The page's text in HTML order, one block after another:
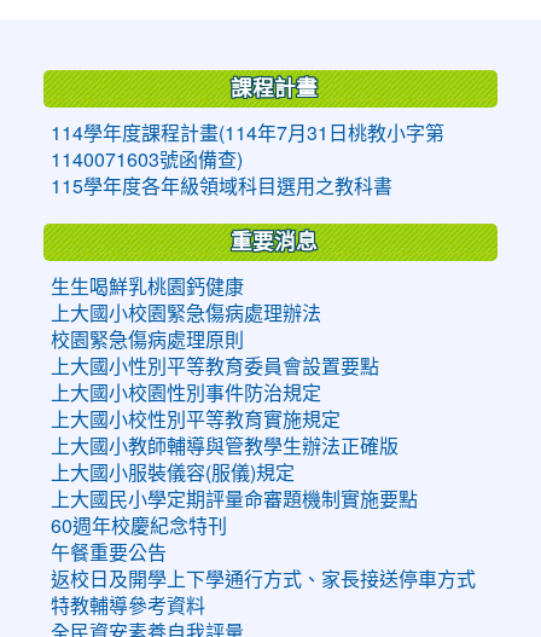
課程計畫
114學年度課程計畫(114年7月31日桃教小字第
1140071603號函備查)
115學年度各年級領域科目選用之教科書
重要消息
生生喝鮮乳桃園鈣健康
上大國小校園緊急傷病處理辦法
校園緊急傷病處理原則
上大國小性別平等教育委員會設置要點
上大國小校園性別事件防治規定
上大國小校性別平等教育實施規定
上大國小教師輔導與管教學生辦法正確版
上大國小服裝儀容(服儀)規定
上大國民小學定期評量命審題機制實施要點
60週年校慶紀念特刊
午餐重要公告
返校日及開學上下學通行方式、家長接送停車方式
特教輔導參考資料
全民資安素養自我評量